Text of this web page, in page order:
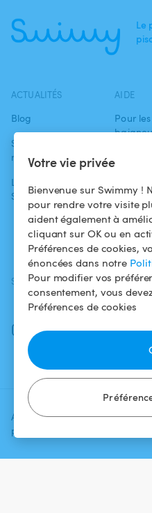
Votre vie privée
Bienvenue sur Swimmy !
pour rendre votre visite
aident également à
cliquant sur OK ou en
Préférences de cookies,
énoncées dans notre
Pour modifier vos
consentement, vous
Préférences de cookies
Ajoutez une date et un
pour voir le prix
Le
ACTUALITÉS
Blog
Swimmy dans les
médias
L'aventure
Swimmy
AIDE
Pour les
Louer
marche
SUIVEZ-NOUS
Facebook
Instagram